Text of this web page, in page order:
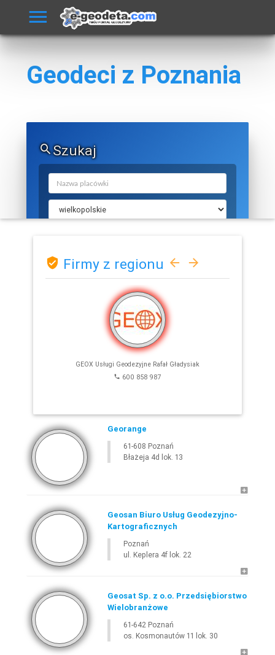
Geodeci z Poznania
Szukaj
WIELKOPOLSKIE » POZNAŃ
Firmy z regionu
GEOX Usługi Geodezyjne Rafał Gładysiak
600 858 987
Georange
61-608 Poznań
Błażeja 4d lok. 13
Geosan Biuro Usług Geodezyjno-
Kartograficznych
Poznań
ul. Keplera 4f lok. 22
Geosat Sp. z o.o. Przedsiębiorstwo
Wielobranżowe
61-642 Poznań
os. Kosmonautów 11 lok. 30